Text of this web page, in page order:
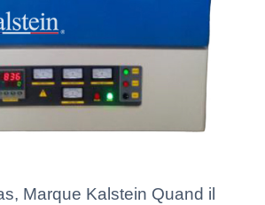
Marque Kalstein Quand il